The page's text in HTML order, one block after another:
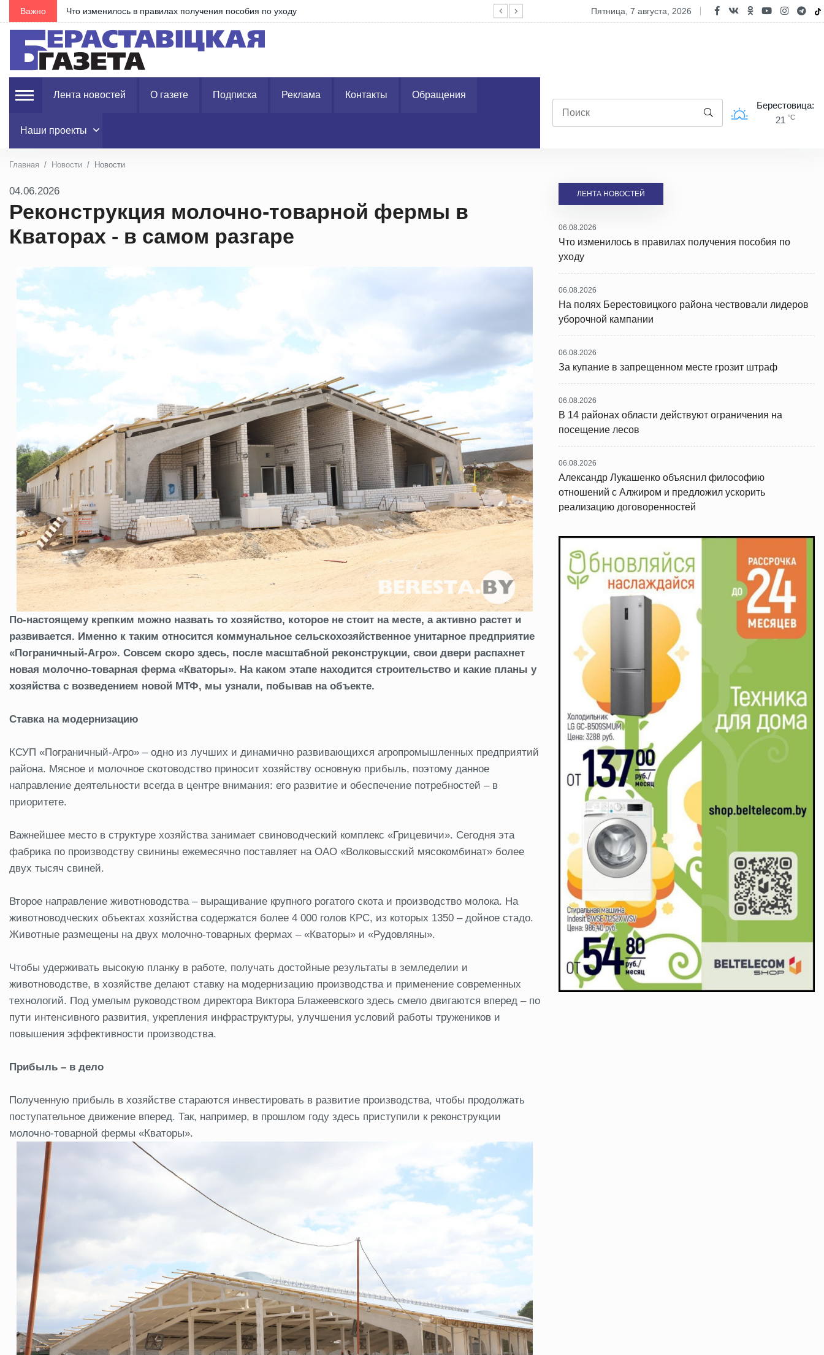
Важно Что изменилось в правилах получения пособия по уходу На полях Берестовицкого района чествовали лидеров уборочной
пятница, 7 августа, 2026
Лента новостей О газете Подписка Реклама Контакты Обращения
Наши проекты
Берестовица:
21 °C
Главная Новости Новости
04.06.2026
Реконструкция молочно-товарной фермы в
Кваторах - в самом разгаре
По-настоящему крепким можно назвать то хозяйство, которое не стоит на месте, а активно растет и
развивается. Именно к таким относится коммунальное сельскохозяйственное унитарное предприятие
«Пограничный-Агро». Совсем скоро здесь, после масштабной реконструкции, свои двери распахнет
новая молочно-товарная ферма «Кваторы». На каком этапе находится строительство и какие планы у
хозяйства с возведением новой МТФ, мы узнали, побывав на объекте.
Ставка на модернизацию
КСУП «Пограничный-Агро» – одно из лучших и динамично развивающихся агропромышленных предприятий
района. Мясное и молочное скотоводство приносит хозяйству основную прибыль, поэтому данное
направление деятельности всегда в центре внимания: его развитие и обеспечение потребностей – в
приоритете.
Важнейшее место в структуре хозяйства занимает свиноводческий комплекс «Грицевичи». Сегодня эта
фабрика по производству свинины ежемесячно поставляет на ОАО «Волковысский мясокомбинат» более
двух тысяч свиней.
Второе направление животноводства – выращивание крупного рогатого скота и производство молока. На
животноводческих объектах хозяйства содержатся более 4 000 голов КРС, из которых 1350 – дойное стадо.
Животные размещены на двух молочно-товарных фермах – «Кваторы» и «Рудовляны».
Чтобы удерживать высокую планку в работе, получать достойные результаты в земледелии и
животноводстве, в хозяйстве делают ставку на модернизацию производства и применение современных
технологий. Под умелым руководством директора Виктора Блажеевского здесь смело двигаются вперед – по
пути интенсивного развития, укрепления инфраструктуры, улучшения условий работы тружеников и
повышения эффективности производства.
Прибыль – в дело
Полученную прибыль в хозяйстве стараются инвестировать в развитие производства, чтобы продолжать
поступательное движение вперед. Так, например, в прошлом году здесь приступили к реконструкции
молочно-товарной фермы «Кваторы».
ЛЕНТА НОВОСТЕЙ
06.08.2026
Что изменилось в правилах получения пособия по
уходу
06.08.2026
На полях Берестовицкого района чествовали лидеров
уборочной кампании
06.08.2026
За купание в запрещенном месте грозит штраф
06.08.2026
В 14 районах области действуют ограничения на
посещение лесов
06.08.2026
Александр Лукашенко объяснил философию
отношений с Алжиром и предложил ускорить
реализацию договоренностей